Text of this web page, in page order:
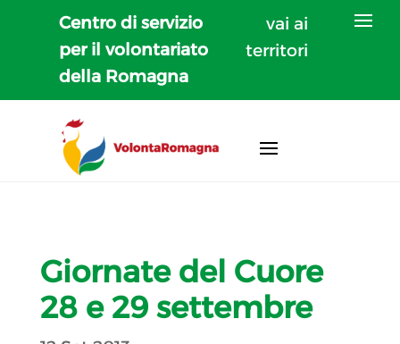
Centro di servizio
per il volontariato
della Romagna
vai ai
territori
Giornate del Cuore
28 e 29 settembre